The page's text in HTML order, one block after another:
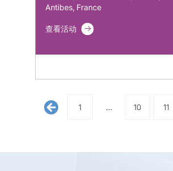
Antibes, France
查看活动
1 … 10 11